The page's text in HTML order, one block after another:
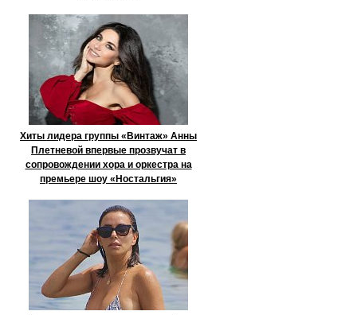
Хиты лидера группы «Винтаж» Анны
Плетневой впервые прозвучат в
сопровождении хора и оркестра на
премьере шоу «Ностальгия»